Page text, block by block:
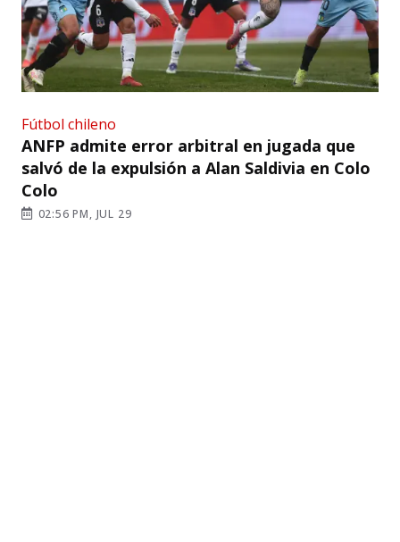
Fútbol chileno
ANFP admite error arbitral en jugada que
salvó de la expulsión a Alan Saldivia en Colo
Colo
02:56 PM, JUL 29